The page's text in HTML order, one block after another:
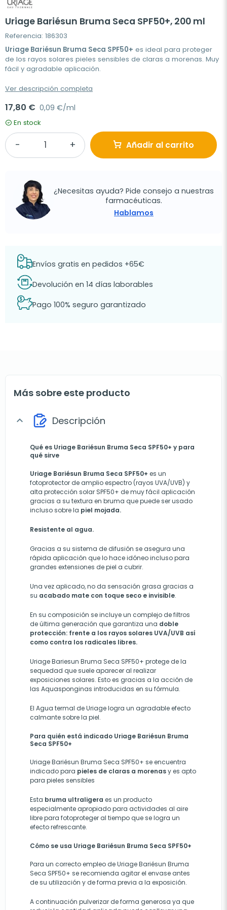
Uriage Bariésun Bruma Seca SPF50+, 200 ml
Referencia: 186303
Uriage Bariésun Bruma Seca SPF50+ es ideal para proteger
de los rayos solares pieles sensibles de claras a morenas. Muy
fácil y agradable aplicación.
Ver descripción completa
17,80 € 0,09 €/ml
En stock
Añadir al carrito
¿Necesitas ayuda? Pide consejo a nuestras
farmacéuticas.
Hablamos
Envíos gratis en pedidos +65€
Devolución en 14 días laborables
Pago 100% seguro garantizado
Más sobre este producto
expand_more Descripción
Qué es Uriage Bariésun Bruma Seca SPF50+ y para
qué sirve
Uriage Bariésun Bruma Seca SPF50+ es un
fotoprotector de amplio espectro (rayos UVA/UVB) y
alta protección solar SPF50+ de muy fácil aplicación
gracias a su textura en bruma que puede ser usado
incluso sobre la piel mojada.
Resistente al agua.
Gracias a su sistema de difusión se asegura una
rápida aplicación que lo hace idóneo incluso para
grandes extensiones de piel a cubrir.
Una vez aplicado, no da sensación grasa gracias a
su acabado mate con toque seco e invisible.
En su composición se incluye un complejo de filtros
de última generación que garantiza una doble
protección: frente a los rayos solares UVA/UVB así
como contra los radicales libres.
Uriage Bariesun Bruma Seca SPF50+ protege de la
sequedad que suele aparecer al realizar
exposiciones solares. Esto es gracias a la acción de
las Aquasponginas introducidas en su fórmula.
El Agua termal de Uriage logra un agradable efecto
calmante sobre la piel.
Para quién está indicado Uriage Bariésun Bruma
Seca SPF50+
Uriage Bariésun Bruma Seca SPF50+ se encuentra
indicado para pieles de claras a morenasy es apto
para pieles sensibles
Esta bruma ultraligera es un producto
especialmente apropiado para actividades al aire
libre para fotoproteger al tiempo que se logra un
efecto refrescante.
Cómo se usa Uriage Bariésun Bruma Seca SPF50+
Para un correcto empleo de Uriage Bariésun Bruma
Seca SPF50+ se recomienda agitar el envase antes
de su utilización y de forma previa a la exposición.
A continuación pulverizar de forma generosa ya que